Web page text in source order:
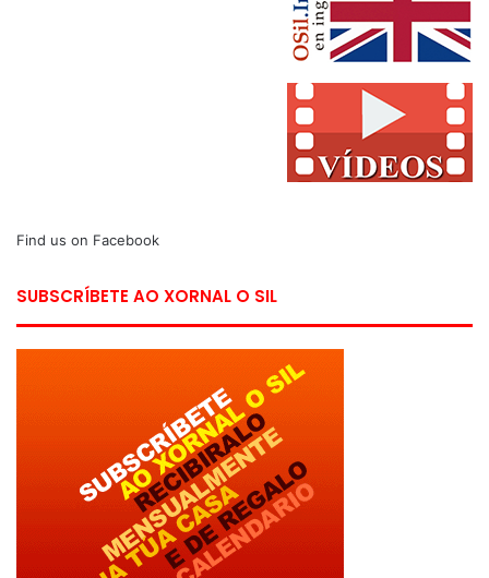
Find us on Facebook
SUBSCRÍBETE AO XORNAL O SIL